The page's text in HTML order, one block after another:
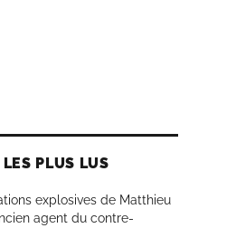
PLUS LUS
explosives de Matthieu
agent du contre-